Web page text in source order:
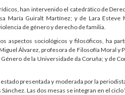
han intervenido el catedrático de
María Guiralt Martínez; y de Lara
de género y derecho de familia.
aspectos sociológicos y filosóficos, ha
Álvarez, profesora de Filosofía Moral y
de la Universidade da Coruña; y de
presentada y moderada por la
Las dos mesas se integran en el